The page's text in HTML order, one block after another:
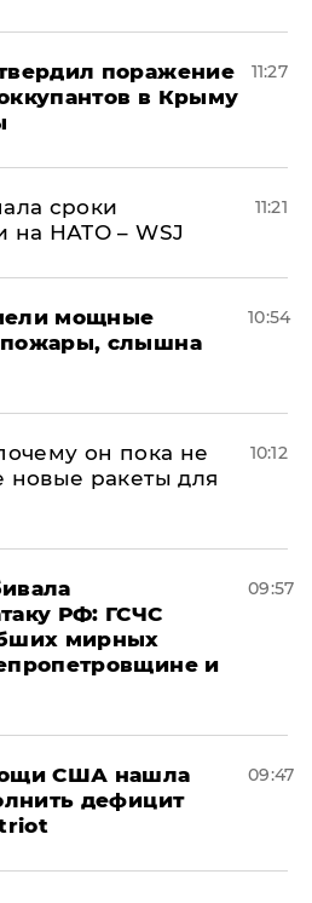
поражение
в Крыму
11:27
сроки
на НАТО – WSJ
11:21
мощные
слышна
10:54
он пока не
новые ракеты для
10:12
РФ: ГСЧС
мирных
и
09:57
США нашла
дефицит
09:47